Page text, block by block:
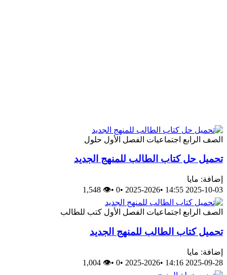
الصف الرابع اجتماعيات الفصل الأول حلول
تحميل حل كتاب الطالب للمنهج الجديد
إضافة: مايا
2025-10-03 14:55
•
2025-2026
•
0
•
👁 1,548
الصف الرابع اجتماعيات الفصل الأول كتب للطالب
تحميل كتاب الطالب للمنهج الجديد
إضافة: مايا
2025-09-28 14:16
•
2025-2026
•
0
•
👁 1,004